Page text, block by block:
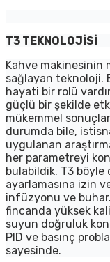
T3 TEKNOLOJİSİ
Kahve makinesinin
sağlayan teknoloji.
hayati bir rolü
güçlü bir şekilde
mükemmel
durumda bile,
uygulanan
her parametreyi
bulabildik. T3 böyle
ayarlamasına izin
infüzyonu ve
fincanda yüksek
suyun doğruluk
PID ve basınç
sayesinde.